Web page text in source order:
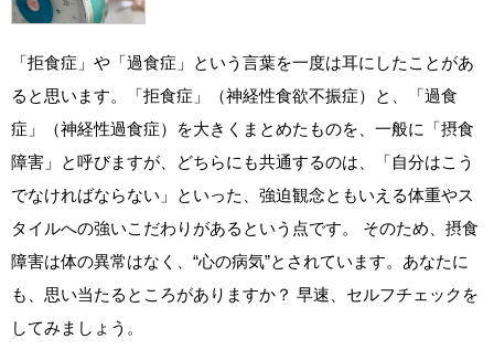
「拒食症」や「過食症」という言葉を一度は耳にしたことがあ
ると思います。「拒食症」（神経性食欲不振症）と、「過食
症」（神経性過食症）を大きくまとめたものを、一般に「摂食
障害」と呼びますが、どちらにも共通するのは、「自分はこう
でなければならない」といった、強迫観念ともいえる体重やス
タイルへの強いこだわりがあるという点です。 そのため、摂食
障害は体の異常はなく、“心の病気”とされています。あなたに
も、思い当たるところがありますか？ 早速、セルフチェックを
してみましょう。